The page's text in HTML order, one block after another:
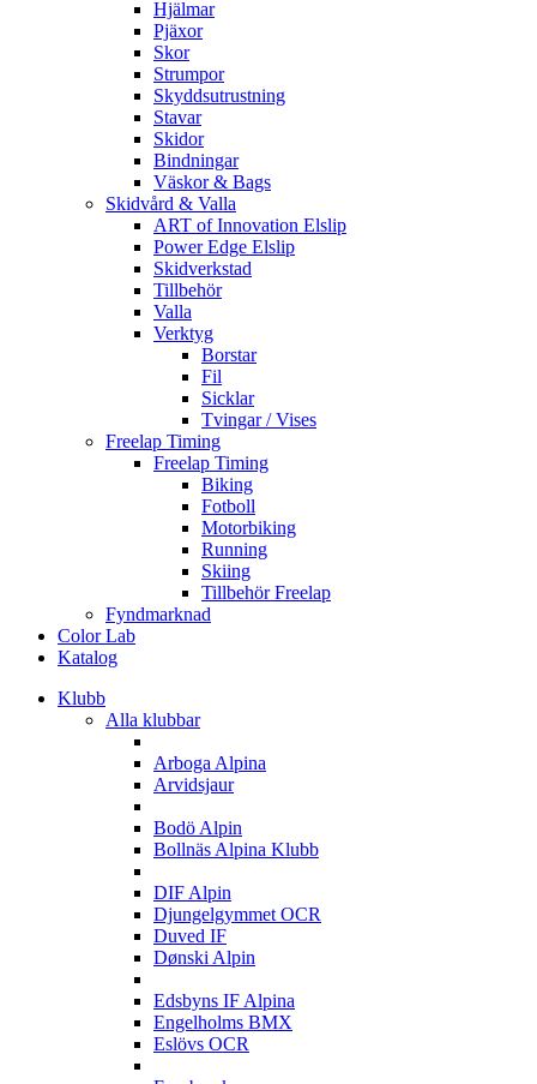
Hjälmar
Pjäxor
Skor
Strumpor
Skyddsutrustning
Stavar
Skidor
Bindningar
Väskor & Bags
Skidvård & Valla
ART of Innovation Elslip
Power Edge Elslip
Skidverkstad
Tillbehör
Valla
Verktyg
Borstar
Fil
Sicklar
Tvingar / Vises
Freelap Timing
Freelap Timing
Biking
Fotboll
Motorbiking
Running
Skiing
Tillbehör Freelap
Fyndmarknad
Color Lab
Katalog
Klubb
Alla klubbar
Arboga Alpina
Arvidsjaur
Bodö Alpin
Bollnäs Alpina Klubb
DIF Alpin
Djungelgymmet OCR
Duved IF
Dønski Alpin
Edsbyns IF Alpina
Engelholms BMX
Eslövs OCR